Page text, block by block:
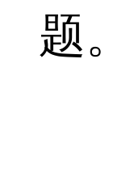
题。